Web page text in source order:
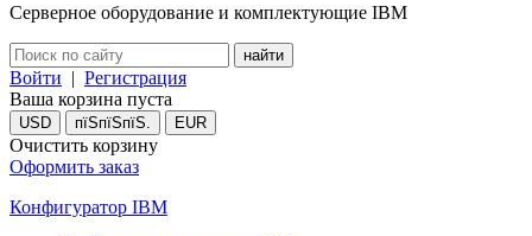
Серверное оборудование и комплектующие IBM
Войти | Регистрация
Ваша корзина пуста
USD пїЅпїЅпїЅ. EUR
Очистить корзину
Оформить заказ
Конфигуратор IBM